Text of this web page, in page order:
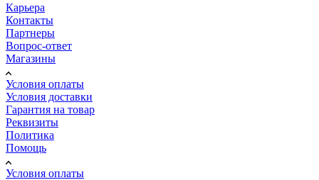
Карьера
Контакты
Партнеры
Вопрос-ответ
Магазины
Условия оплаты
Условия доставки
Гарантия на товар
Реквизиты
Политика
Помощь
Условия оплаты